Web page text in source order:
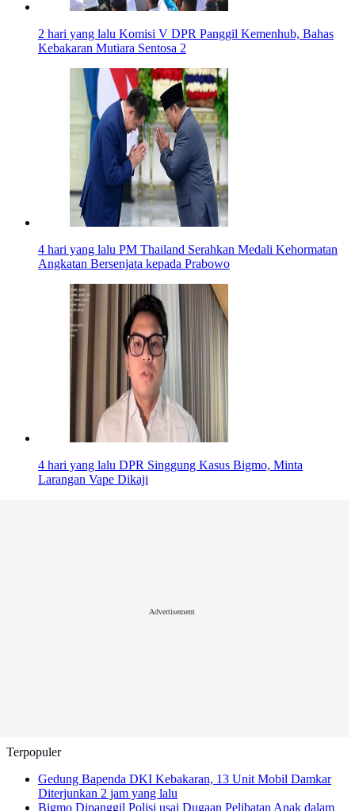
2 hari yang lalu Komisi V DPR Panggil Kemenhub, Bahas
Kebakaran Mutiara Sentosa 2
4 hari yang lalu PM Thailand Serahkan Medali Kehormatan
Angkatan Bersenjata kepada Prabowo
4 hari yang lalu DPR Singgung Kasus Bigmo, Minta
Larangan Vape Dikaji
Advertisement
Terpopuler
Gedung Bapenda DKI Kebakaran, 13 Unit Mobil Damkar
Diterjunkan 2 jam yang lalu
Bigmo Dipanggil Polisi usai Dugaan Pelibatan Anak dalam